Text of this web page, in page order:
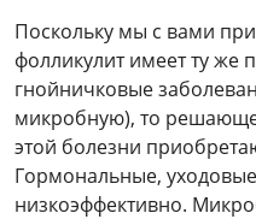
Поскольку мы с вами
фолликулит имеет ту же
гнойничковые
микробную), то
этой болезни
Гормональные,
низкоэффективно.